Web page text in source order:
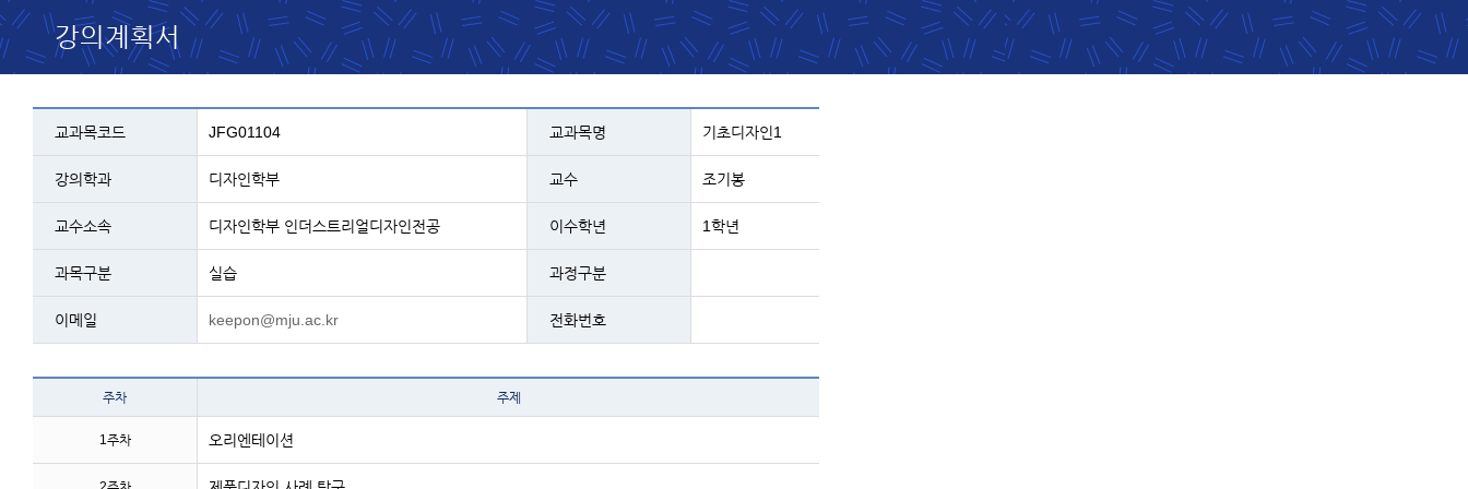
강의계획서
교과목코드 JFG01104 교과목명 기초디자인1
강의학과 디자인학부 교수 조기봉
교수소속 디자인학부 인더스트리얼디자인전공 이수학년 1학년
과목구분 실습 과정구분
이메일 keepon@mju.ac.kr 전화번호
주차
주제
1주차 오리엔테이션